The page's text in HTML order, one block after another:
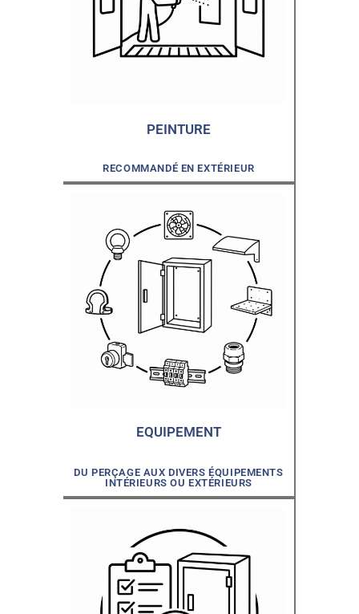
PEINTURE
RECOMMANDÉ EN EXTÉRIEUR
EQUIPEMENT
DU PERÇAGE AUX DIVERS ÉQUIPEMENTS
INTÉRIEURS OU EXTÉRIEURS